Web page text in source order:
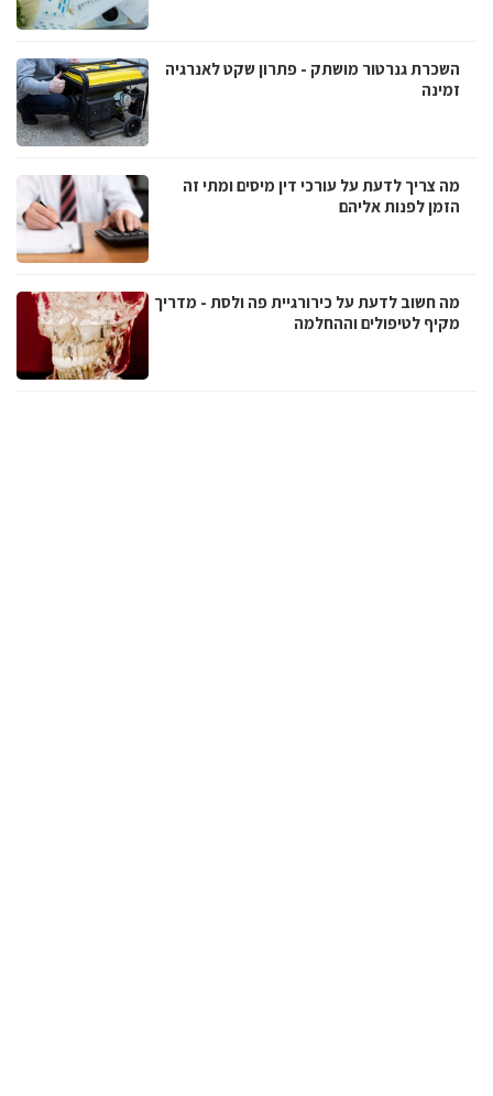
השכרת גנרטור מושתק - פתרון שקט לאנרגיה
זמינה
מה צריך לדעת על עורכי דין מיסים ומתי זה
הזמן לפנות אליהם
מה חשוב לדעת על כירורגיית פה ולסת - מדריך
מקיף לטיפולים וההחלמה